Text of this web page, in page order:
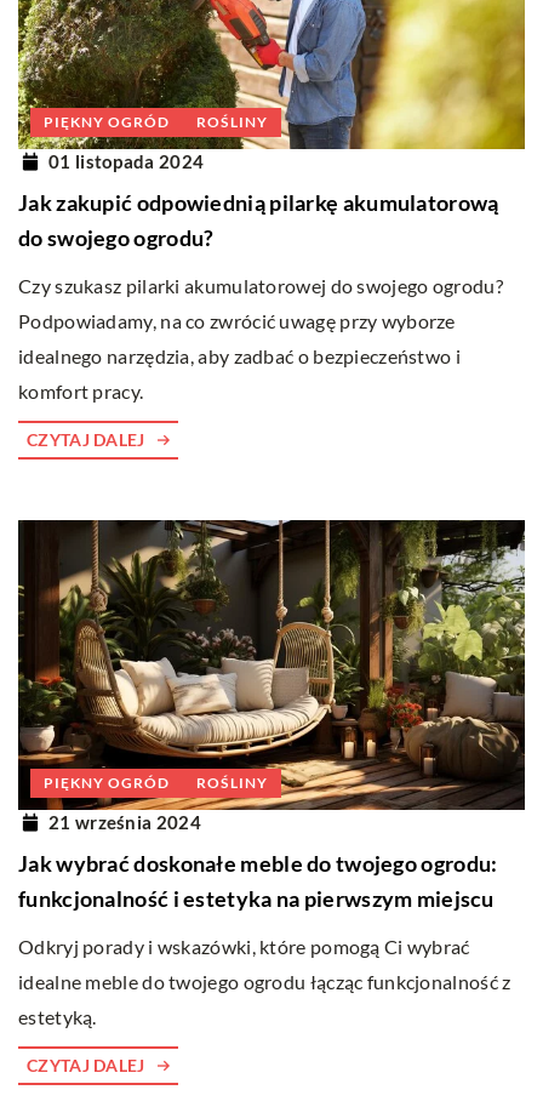
PIĘKNY OGRÓD ROŚLINY
01 listopada 2024
Jak zakupić odpowiednią pilarkę akumulatorową
do swojego ogrodu?
Czy szukasz pilarki akumulatorowej do swojego ogrodu?
Podpowiadamy, na co zwrócić uwagę przy wyborze
idealnego narzędzia, aby zadbać o bezpieczeństwo i
komfort pracy.
CZYTAJ DALEJ
PIĘKNY OGRÓD ROŚLINY
21 września 2024
Jak wybrać doskonałe meble do twojego ogrodu:
funkcjonalność i estetyka na pierwszym miejscu
Odkryj porady i wskazówki, które pomogą Ci wybrać
idealne meble do twojego ogrodu łącząc funkcjonalność z
estetyką.
CZYTAJ DALEJ